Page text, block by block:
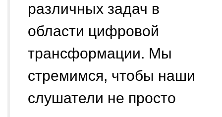
различных задач в
области цифровой
трансформации. Мы
стремимся, чтобы наши
слушатели не просто